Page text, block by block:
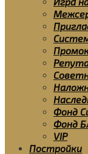
Фонд
Фонд
VIP
Постройки